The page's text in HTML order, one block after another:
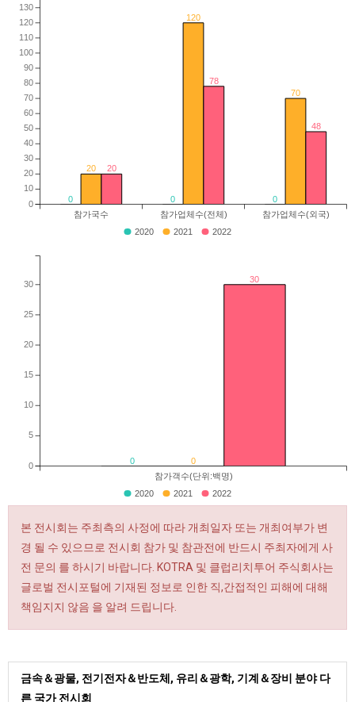
0 0 0
20
120
70
20
78
48
참가국수 참가업체수(전체) 참가업체수(외국)
0
10
20
30
40
50
60
70
80
90
100
110
120
130
2020 2021 2022
0 0
30
참가객수(단위:백명)
0
5
10
15
20
25
30
2020 2021 2022
본 전시회는 주최측의 사정에 따라 개최일자 또는 개최여부가 변
경 될 수 있으므로 전시회 참가 및 참관전에 반드시 주최자에게 사
전 문의 를 하시기 바랍니다. KOTRA 및 클럽리치투어 주식회사는
글로벌 전시포털에 기재된 정보로 인한 직,간접적인 피해에 대해
책임지지 않음 을 알려 드립니다.
금속＆광물, 전기전자＆반도체, 유리＆광학, 기계＆장비 분야 다
른 국가 전시회